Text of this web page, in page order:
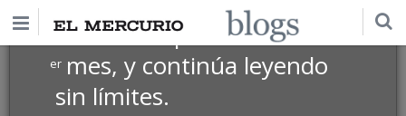
Suscríbete por $1 USD
ermes, y continúa leyendo
sin límites.